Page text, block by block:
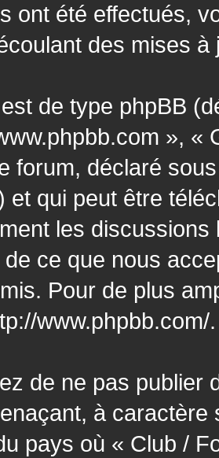
ont été effectués,
des mises
de type phpBB
», «
forum, déclaré
et qui peut être
les
ce que nous
Pour de plus
www.phpbb.com/.
de ne pas publier
à
pays où « Club /